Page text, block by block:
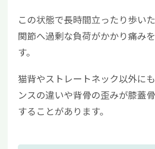
この状態で長時間立ったり歩い
関節へ過剰な負荷がかかり痛み
す。
猫背やストレートネック以外に
ンスの違いや背骨の歪みが膝蓋
することがあります。